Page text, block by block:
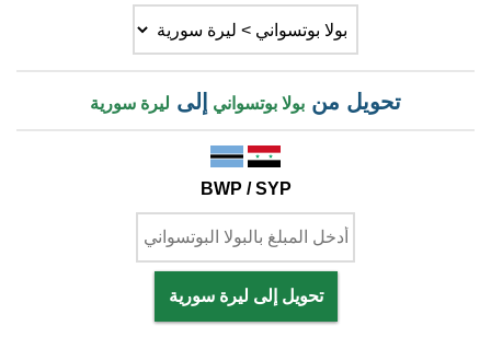
تحويل من بولا بوتسواني إلى ليرة سورية
BWP / SYP
تحويل إلى ليرة سورية